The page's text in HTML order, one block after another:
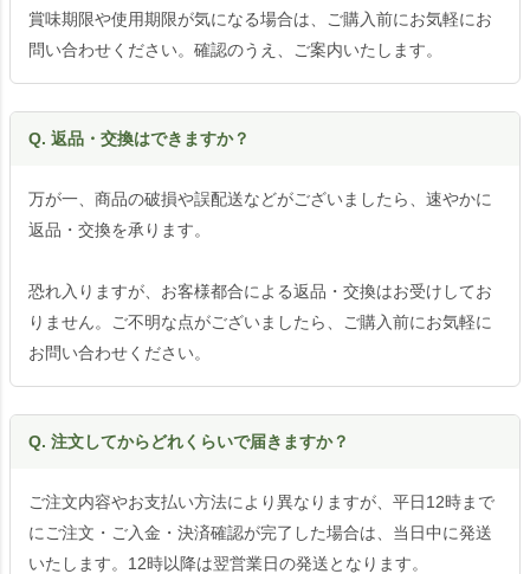
賞味期限や使用期限が気になる場合は、ご購入前にお気軽にお
問い合わせください。確認のうえ、ご案内いたします。
Q. 返品・交換はできますか？
万が一、商品の破損や誤配送などがございましたら、速やかに
返品・交換を承ります。
恐れ入りますが、お客様都合による返品・交換はお受けしてお
りません。ご不明な点がございましたら、ご購入前にお気軽に
お問い合わせください。
Q. 注文してからどれくらいで届きますか？
ご注文内容やお支払い方法により異なりますが、平日12時まで
にご注文・ご入金・決済確認が完了した場合は、当日中に発送
いたします。12時以降は翌営業日の発送となります。